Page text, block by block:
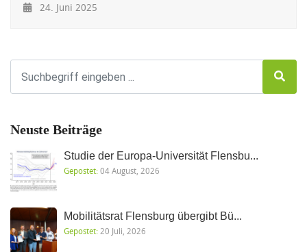
24. Juni 2025
Neuste Beiträge
Studie der Europa-Universität Flensbu...
Gepostet:04 August, 2026
Mobilitätsrat Flensburg übergibt Bü...
Gepostet: 20 Juli, 2026